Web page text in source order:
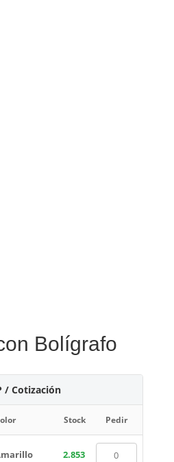
Bolígrafo
/ Cotización
Stock Pedir
2.853